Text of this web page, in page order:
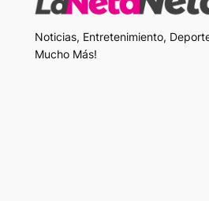
Noticias, Entretenimiento,
Mucho Más!